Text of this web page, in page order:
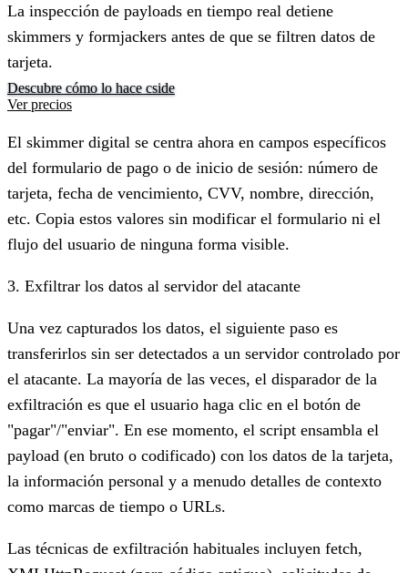
La inspección de payloads en tiempo real detiene
skimmers y formjackers antes de que se filtren datos de
tarjeta.
Descubre cómo lo hace cside
Ver precios
El skimmer digital se centra ahora en campos específicos
del formulario de pago o de inicio de sesión: número de
tarjeta, fecha de vencimiento, CVV, nombre, dirección,
etc. Copia estos valores sin modificar el formulario ni el
flujo del usuario de ninguna forma visible.
3. Exfiltrar los datos al servidor del atacante
Una vez capturados los datos, el siguiente paso es
transferirlos sin ser detectados a un servidor controlado por
el atacante. La mayoría de las veces, el disparador de la
exfiltración es que el usuario haga clic en el botón de
"pagar"/"enviar". En ese momento, el script ensambla el
payload (en bruto o codificado) con los datos de la tarjeta,
la información personal y a menudo detalles de contexto
como marcas de tiempo o URLs.
Las técnicas de exfiltración habituales incluyen fetch,